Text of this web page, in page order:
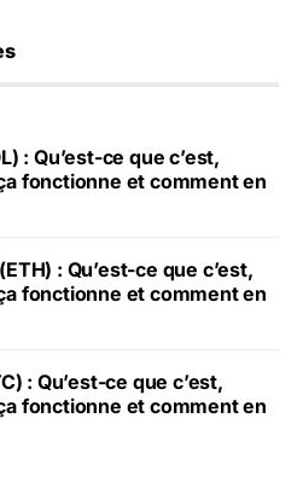
: Qu’est-ce que c’est,
fonctionne et comment en
: Qu’est-ce que c’est,
fonctionne et comment en
: Qu’est-ce que c’est,
fonctionne et comment en